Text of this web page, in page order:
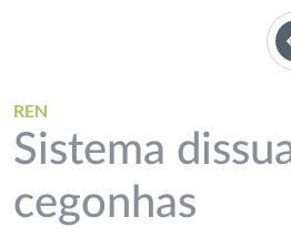
REN
Sistema
cegonhas